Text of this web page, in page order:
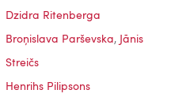
Dzidra Ritenberga
Broņislava Parševska, Jānis
Streičs
Henrihs Pilipsons